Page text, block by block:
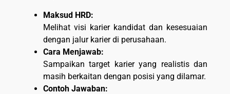
Maksud HRD:
Melihat visi karier kandidat dan kesesuaian
dengan jalur karier di perusahaan.
Cara Menjawab:
Sampaikan target karier yang realistis dan
masih berkaitan dengan posisi yang dilamar.
Contoh Jawaban: